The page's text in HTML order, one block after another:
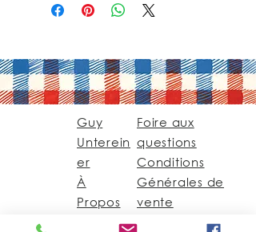
Guy
Unterein
er
À
Propos
Contact
Foire aux
questions
Conditions
Générales de
vente